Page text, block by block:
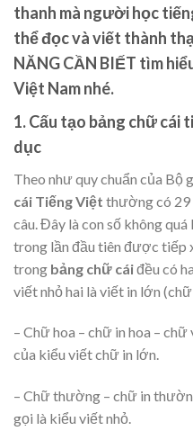
thanh mà người học
thể đọc và viết thành
NĂNG CẦN BIẾT tìm
Việt Nam nhé.
1. Cấu tạo bảng chữ cái
dục
Theo như quy chuẩn của Bộ
cái Tiếng Việt thường có 29
câu. Đây là con số không
trong lần đầu tiên được tiếp
trong bảng chữ cáiđều có
viết nhỏ hai là viết in lớn
– Chữ hoa – chữ in hoa –
của kiểu viết chữ in lớn.
– Chữ thường – chữ in
gọi là kiểu viết nhỏ.